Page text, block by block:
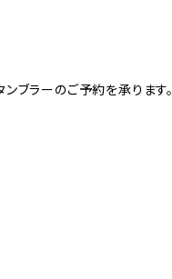
ブラーのご予約を承ります。